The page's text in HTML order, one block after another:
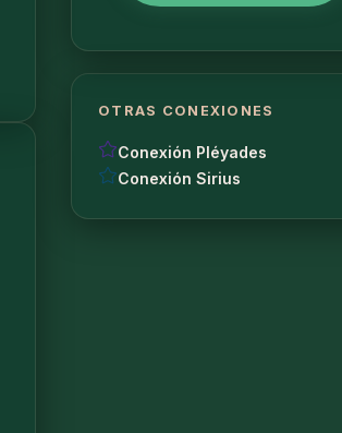
OTRAS CONEXIONES
Conexión Pléyades
Conexión Sirius